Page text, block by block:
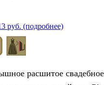
руб. (подробнее)
расшитое